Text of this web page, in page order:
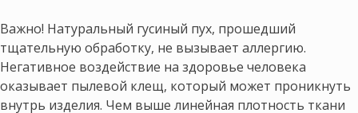
Важно! Натуральный гусиный пух, прошедший
тщательную обработку, не вызывает аллергию.
Негативное воздействие на здоровье человека
оказывает пылевой клещ, который может проникнуть
внутрь изделия. Чем выше линейная плотность ткани